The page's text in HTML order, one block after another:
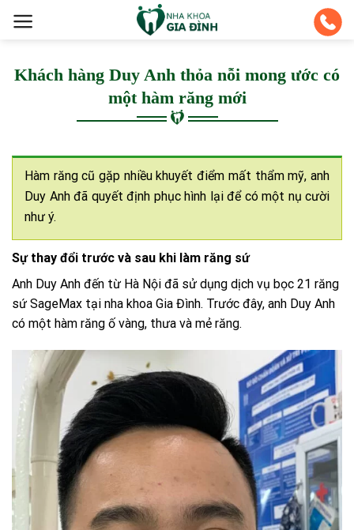
Khách hàng Duy Anh thỏa nỗi mong ước có
một hàm răng mới
Hàm răng cũ gặp nhiều khuyết điểm mất thẩm mỹ, anh
Duy Anh đã quyết định phục hình lại để có một nụ cười
như ý.
Sự thay đổi trước và sau khi làm răng sứ
Anh Duy Anh đến từ Hà Nội đã sử dụng dịch vụ bọc 21 răng
sứ SageMax tại nha khoa Gia Đình. Trước đây, anh Duy Anh
có một hàm răng ố vàng, thưa và mẻ răng.